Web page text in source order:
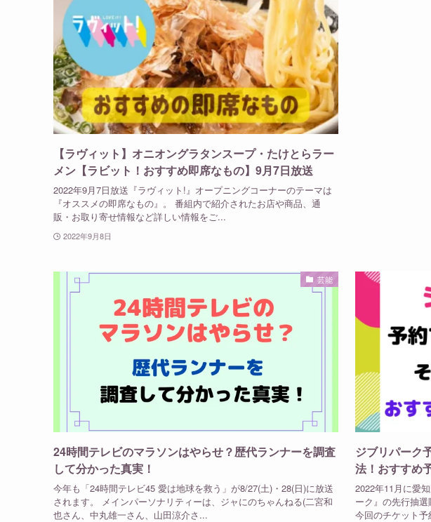
【ラヴィット】オニオングラタンスープ・たけとらラー
メン【ラビット！おすすめ即席なもの】9月7日放送
2022年9月7日放送『ラヴィット!』オープニングコーナーのテーマは
『オススメの即席なもの』。 番組内で紹介されたお店や商品、通
販・お取り寄せ情報など詳しい情報をご...
2022年9月8日
芸能
24時間テレビのマラソンはやらせ？歴代ランナーを調査
して分かった真実！
今年も「24時間テレビ45 愛は地球を救う」が8/27(土)・28(日)に放送
されます。 メインパーソナリティーは、ジャにのちゃんねる(二宮和
也さん、中丸雄一さん、山田涼介さ...
ジブリパーク
法！おすすめ
2022年11月に愛
ーク』の先行抽
今回のチケット